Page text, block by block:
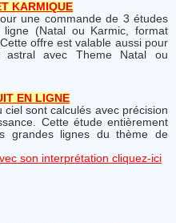
KARMIQUE
une commande de 3 études
(Natal ou Karmic, format
offre est valable aussi pour
astral avec Theme Natal ou
EN LIGNE
sont calculés avec précision
Cette étude entièrement
grandes lignes du thème de
son interprétation cliquez-ici